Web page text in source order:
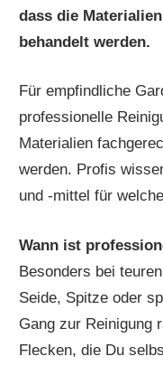
dass die
behandelt werden.
Für empfindliche
professionelle
Materialien
werden. Profis
und -mittel für
Wann ist
Besonders bei
Seide, Spitze oder
Gang zur Reinigung
Flecken, die Du